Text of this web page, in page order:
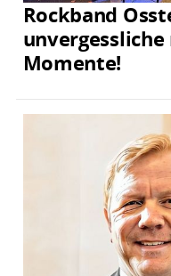
Rockband
Momente!